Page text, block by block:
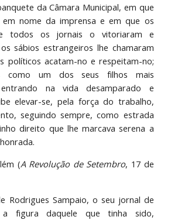
da Câmara Municipal, em que
nome da imprensa e em que os
todos os jornais o vitoriaram e
sábios estrangeiros lhe chamaram
políticos acatam-no e respeitam-no;
como um dos seus filhos mais
na vida desamparado e
elevar-se, pela força do trabalho,
seguindo sempre, como estrada
direito que lhe marcava serena a
(A Revolução de Setembro, 17 de
Rodrigues Sampaio, o seu jornal de
a figura daquele que tinha sido,